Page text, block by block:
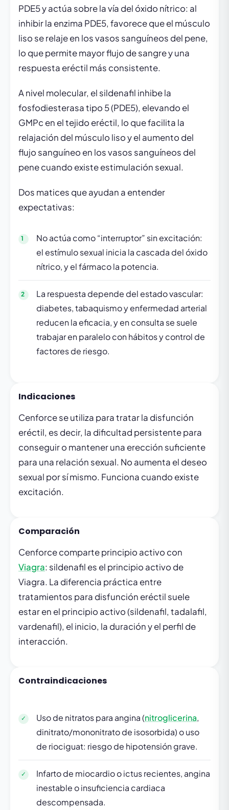
PDE5 y actúa sobre la vía del óxido nítrico: al
inhibir la enzima PDE5, favorece que el músculo
liso se relaje en los vasos sanguíneos del pene,
lo que permite mayor flujo de sangre y una
respuesta eréctil más consistente.
A nivel molecular, el sildenafil inhibe la
fosfodiesterasa tipo 5 (PDE5), elevando el
GMPc en el tejido eréctil, lo que facilita la
relajación del músculo liso y el aumento del
flujo sanguíneo en los vasos sanguíneos del
pene cuando existe estimulación sexual.
Dos matices que ayudan a entender
expectativas:
No actúa como “interruptor” sin excitación:
el estímulo sexual inicia la cascada del óxido
nítrico, y el fármaco la potencia.
La respuesta depende del estado vascular:
diabetes, tabaquismo y enfermedad arterial
reducen la eficacia, y en consulta se suele
trabajar en paralelo con hábitos y control de
factores de riesgo.
Indicaciones
Cenforce se utiliza para tratar la disfunción
eréctil, es decir, la dificultad persistente para
conseguir o mantener una erección suficiente
para una relación sexual. No aumenta el deseo
sexual por sí mismo. Funciona cuando existe
excitación.
Comparación
Cenforce comparte principio activo con
Viagra: sildenafil es el principio activo de
Viagra. La diferencia práctica entre
tratamientos para disfunción eréctil suele
estar en el principio activo (sildenafil, tadalafil,
vardenafil), el inicio, la duración y el perfil de
interacción.
Contraindicaciones
Uso de nitratos para angina (nitroglicerina,
dinitrato/mononitrato de isosorbida) o uso
de riociguat: riesgo de hipotensión grave.
Infarto de miocardio o ictus recientes, angina
inestable o insuficiencia cardiaca
descompensada.